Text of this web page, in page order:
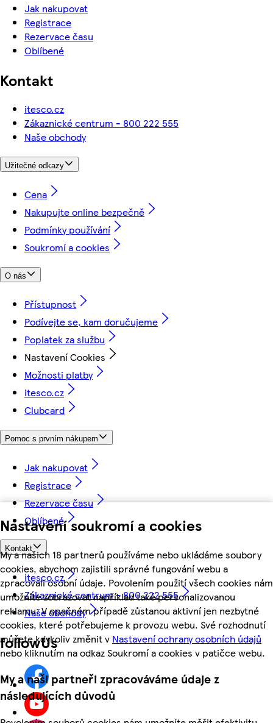
Nastavení soukromí a cookies
My a našich 18 partnerů používáme nebo ukládáme soubory
cookies, abychom zajistili správné fungování webu a
zpracovali osobní údaje. Povolením použití všech cookies nám
umožníte zobrazovat například také personalizovanou
reklamu. V opačném případě zůstanou aktivní jen nezbytné
cookies, které potřebujeme k provozu webu. Své rozhodnutí
můžete kdykoliv změnit v Nastavení ochrany osobních údajů
nebo kliknutím na odkaz Soukromí a cookies v patičce webu.
My a naši partneři zpracováváme údaje z
následujících důvodů
Jak nakupovat
Registrace
Rezervace času
Oblíbené
Kontakt
itesco.cz
Zákaznické centrum - 800 222 555
Naše obchody
Užitečné odkazy
Cena
Nakupujte online bezpečně
Podmínky používání
Soukromí a cookies
O nás
Přístupnost
Podívejte se, kam doručujeme
Poplatek za službu
Nastavení Cookies
Možnosti platby
itesco.cz
Clubcard
Pomoc s prvním nákupem
Jak nakupovat
Registrace
Rezervace času
Oblíbené
Kontakt
itesco.cz
Zákaznické centrum - 800 222 555
Naše obchody
followUs